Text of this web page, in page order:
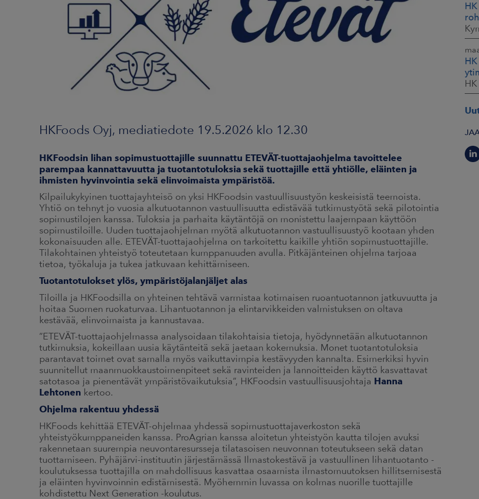
HKFoods Oyj, mediatiedote 19.5.2026 klo 12.30
HKFoodsin lihan sopimustuottajille suunnattu ETEVÄT-tuottajaohjelma tavoittelee
parempaa kannattavuutta ja tuotantotuloksia sekä tuottajille että yhtiölle, eläinten ja
ihmisten hyvinvointia sekä elinvoimaista ympäristöä.
Kilpailukykyinen tuottajayhteisö on yksi HKFoodsin vastuullisuustyön keskeisistä teemoista.
Yhtiö on tehnyt jo vuosia alkutuotannon vastuullisuutta edistävää tutkimustyötä sekä pilotointia
sopimustilojen kanssa. Tuloksia ja parhaita käytäntöjä on monistettu laajempaan käyttöön
sopimustiloille. Uuden tuottajaohjelman myötä alkutuotannon vastuullisuustyö kootaan yhden
kokonaisuuden alle. ETEVÄT-tuottajaohjelma on tarkoitettu kaikille yhtiön sopimustuottajille.
Tilakohtainen yhteistyö toteutetaan kumppanuuden avulla. Pitkäjänteinen ohjelma tarjoaa
tietoa, työkaluja ja tukea jatkuvaan kehittämiseen.
Tuotantotulokset ylös, ympäristöjalanjäljet alas
Tiloilla ja HKFoodsilla on yhteinen tehtävä varmistaa kotimaisen ruoantuotannon jatkuvuutta ja
hoitaa Suomen ruokaturvaa. Lihantuotannon ja elintarvikkeiden valmistuksen on oltava
kestävää, elinvoimaista ja kannustavaa.
”ETEVÄT-tuottajaohjelmassa analysoidaan tilakohtaisia tietoja, hyödynnetään alkutuotannon
tutkimuksia, kokeillaan uusia käytänteitä sekä jaetaan kokemuksia. Monet tuotantotuloksia
parantavat toimet ovat samalla myös vaikuttavimpia kestävyyden kannalta. Esimerkiksi hyvin
suunnitellut maanmuokkaustoimenpiteet sekä ravinteiden ja lannoitteiden käyttö kasvattavat
satotasoa ja pienentävät ympäristövaikutuksia”, HKFoodsin vastuullisuusjohtaja Hanna
Lehtonen kertoo.
Ohjelma rakentuu yhdessä
HKFoods kehittää ETEVÄT-ohjelmaa yhdessä sopimustuottajaverkoston sekä
yhteistyökumppaneiden kanssa. ProAgrian kanssa aloitetun yhteistyön kautta tilojen avuksi
rakennetaan suurempia neuvontaresursseja tilatasoisen neuvonnan toteutukseen sekä datan
tuottamiseen. Pyhäjärvi-instituutin järjestämässä Ilmastokestävä ja vastuullinen lihantuotanto -
koulutuksessa tuottajilla on mahdollisuus kasvattaa osaamista ilmastomuutoksen hillitsemisestä
ja eläinten hyvinvoinnin edistämisestä. Myöhemmin luvassa on kolmas nuorille tuottajille
kohdistettu Next Generation -koulutus.